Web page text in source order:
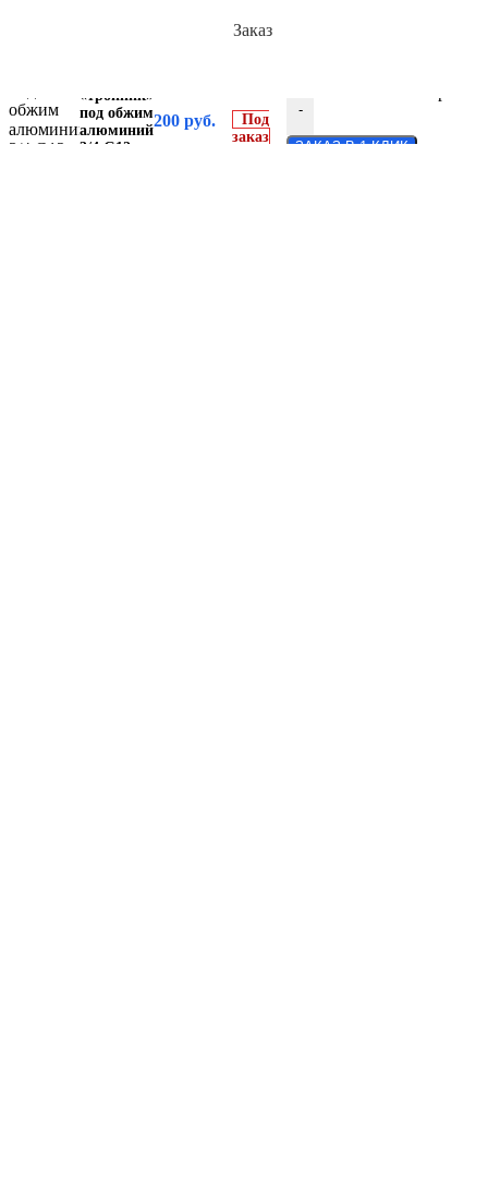
Заказ
«тройник»
под обжим
алюминий
3/4 G12
200 руб.
Под
заказ
-
ЗАКАЗ В 1 КЛИК